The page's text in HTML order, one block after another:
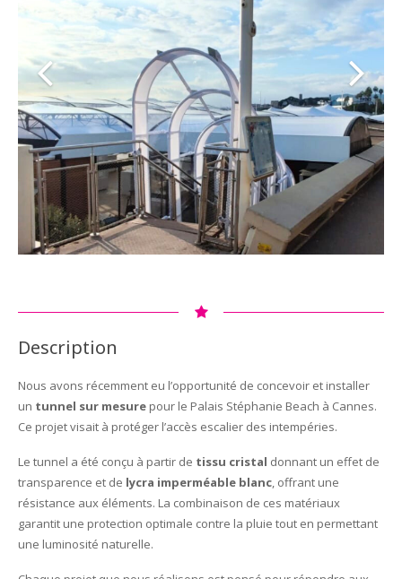
Description
Nous avons récemment eu l’opportunité de concevoir et installer
un tunnel sur mesure pour le Palais Stéphanie Beach à Cannes.
Ce projet visait à protéger l’accès escalier des intempéries.
Le tunnel a été conçu à partir de tissu cristal donnant un effet de
transparence et de lycra imperméable blanc, offrant une
résistance aux éléments. La combinaison de ces matériaux
garantit une protection optimale contre la pluie tout en permettant
une luminosité naturelle.